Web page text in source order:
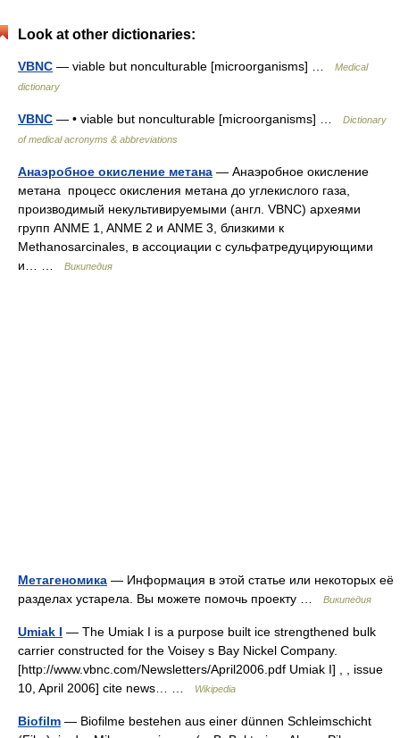
Look at other dictionaries:
VBNC — viable but nonculturable [microorganisms] …
Medical
dictionary
VBNC — • viable but nonculturable [microorganisms] …
Dictionary
of medical acronyms & abbreviations
Анаэробное окисление метана — Анаэробное окисление
метана процесс окисления метана до углекислого газа,
производимый некультивируемыми (англ. VBNC) археями
групп ANME 1, ANME 2 и ANME 3, близкими к
Methanosarcinales, в ассоциации с сульфатредуцирующими
и… …
Википедия
Метагеномика — Информация в этой статье или некоторых её
разделах устарела. Вы можете помочь проекту …
Википедия
Umiak I — The Umiak I is a purpose built ice strengthened bulk
carrier constructed for the Voisey s Bay Nickel Company.
[http://www.vbnc.com/Newsletters/April2006.pdf Umiak I] , , issue
10, April 2006] cite news… …
Wikipedia
Biofilm — Biofilme bestehen aus einer dünnen Schleimschicht